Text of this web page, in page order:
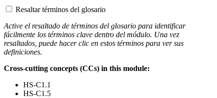
Resaltar términos del glosario
Active el resaltado de términos del glosario para identificar
fácilmente los términos clave dentro del módulo. Una vez
resaltados, puede hacer clic en estos términos para ver sus
definiciones.
Cross-cutting concepts (CCs) in this module:
HS-C1.1
HS-C1.5